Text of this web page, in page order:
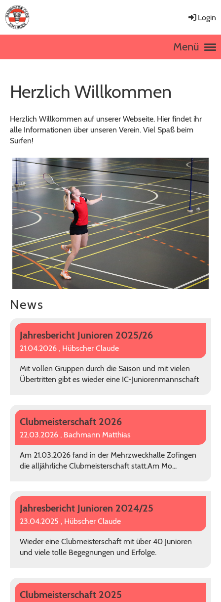
Login
Menü
Herzlich Willkommen
Herzlich Willkommen auf unserer Webseite. Hier findet ihr
alle Informationen über unseren Verein. Viel Spaß beim
Surfen!
News
Jahresbericht Junioren 2025/26
21.04.2026 , Hübscher Claude
Mit vollen Gruppen durch die Saison und mit vielen
Übertritten gibt es wieder eine IC-Juniorenmannschaft
Clubmeisterschaft 2026
22.03.2026 , Bachmann Matthias
Am 21.03.2026 fand in der Mehrzweckhalle Zofingen
die alljährliche Clubmeisterschaft statt.Am Mo...
Jahresbericht Junioren 2024/25
23.04.2025 , Hübscher Claude
Wieder eine Clubmeisterschaft mit über 40 Junioren
und viele tolle Begegnungen und Erfolge.
Clubmeisterschaft 2025